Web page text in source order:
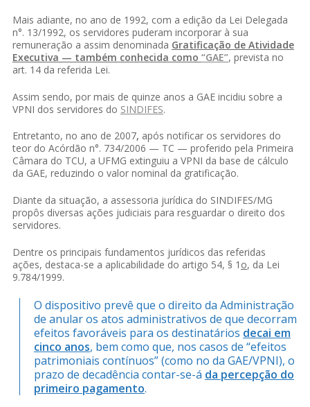
Mais adiante, no ano de 1992, com a edição da Lei Delegada
n°. 13/1992, os servidores puderam incorporar à sua
remuneração a assim denominada Gratificação de Atividade
Executiva — também conhecida como “GAE”, prevista no
art. 14 da referida Lei.
Assim sendo, por mais de quinze anos a GAE incidiu sobre a
VPNI dos servidores do SINDIFES.
Entretanto, no ano de 2007, após notificar os servidores do
teor do Acórdão n°. 734/2006 — TC — proferido pela Primeira
Câmara do TCU, a UFMG extinguiu a VPNI da base de cálculo
da GAE, reduzindo o valor nominal da gratificação.
Diante da situação, a assessoria jurídica do SINDIFES/MG
propôs diversas ações judiciais para resguardar o direito dos
servidores.
Dentre os principais fundamentos jurídicos das referidas
ações, destaca-se a aplicabilidade do artigo 54, § 1 o, da Lei
9.784/1999.
O dispositivo prevê que o direito da Administração
de anular os atos administrativos de que decorram
efeitos favoráveis para os destinatários decai em
cinco anos, bem como que, nos casos de “efeitos
patrimoniais contínuos” (como no da GAE/VPNI), o
prazo de decadência contar-se-á da percepção do
primeiro pagamento.